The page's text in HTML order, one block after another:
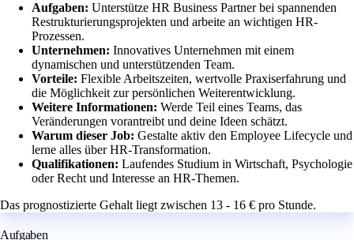
Aufgaben: Unterstütze HR Business Partner bei spannenden
Restrukturierungsprojekten und arbeite an wichtigen HR-
Prozessen.
Unternehmen: Innovatives Unternehmen mit einem
dynamischen und unterstützenden Team.
Vorteile: Flexible Arbeitszeiten, wertvolle Praxiserfahrung und
die Möglichkeit zur persönlichen Weiterentwicklung.
Weitere Informationen: Werde Teil eines Teams, das
Veränderungen vorantreibt und deine Ideen schätzt.
Warum dieser Job: Gestalte aktiv den Employee Lifecycle und
lerne alles über HR-Transformation.
Qualifikationen: Laufendes Studium in Wirtschaft, Psychologie
oder Recht und Interesse an HR-Themen.
Das prognostizierte Gehalt liegt zwischen 13 - 16 € pro Stunde.
Aufgaben